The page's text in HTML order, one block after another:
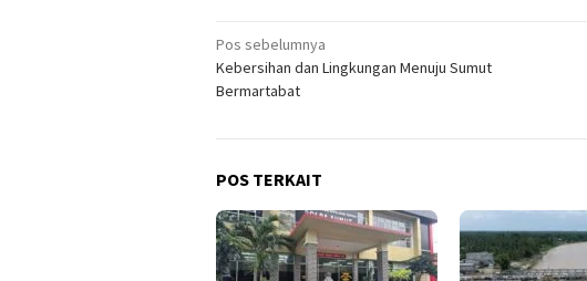
Navigasi
pos
Pos sebelumnya
Kebersihan dan Lingkungan Menuju Sumut
Bermartabat
POS TERKAIT